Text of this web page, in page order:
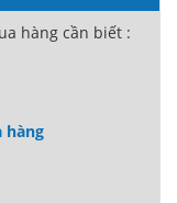
hàng cần biết :
hàng